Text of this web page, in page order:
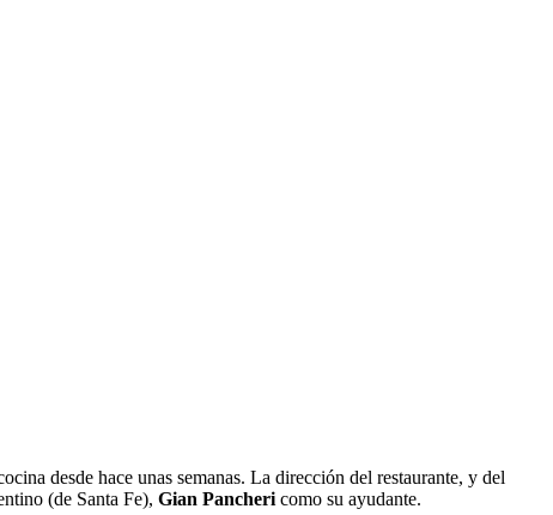
desde hace unas semanas. La dirección del restaurante, y del
(de Santa Fe), Gian Pancheri como su ayudante.